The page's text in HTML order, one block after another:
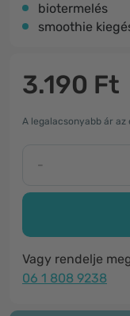
biotermelés
smoothie
3.190 Ft
A legalacsonyabb ár az
-
Vagy rendelje
06 1 808 9238